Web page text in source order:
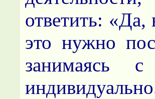
ответить:
это нужно
занимаясь